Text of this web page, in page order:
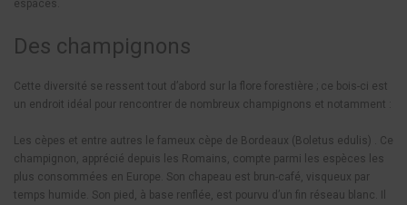
espaces.
Des champignons
Cette diversité se ressent tout d’abord sur la flore forestière ; ce bois-ci est
un endroit idéal pour rencontrer de nombreux champignons et notamment :
Les cèpes et entre autres le fameux cèpe de Bordeaux (Boletus edulis) . Ce
champignon, apprécié depuis les Romains, compte parmi les espèces les
plus consommées en Europe. Son chapeau est brun-café, visqueux par
temps humide. Son pied, à base renflée, est pourvu d’un fin réseau blanc. Il